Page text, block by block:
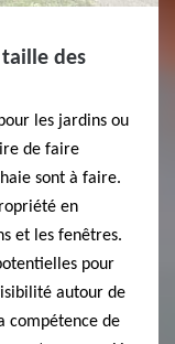
des
les jardins ou
de faire
sont à faire.
en
et les fenêtres.
pour
autour de
compétence de